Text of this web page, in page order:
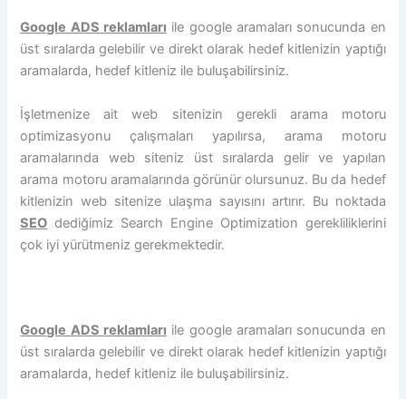
Google ADS reklamları ile google aramaları sonucunda en
üst sıralarda gelebilir ve direkt olarak hedef kitlenizin yaptığı
aramalarda, hedef kitleniz ile buluşabilirsiniz.
İşletmenize ait web sitenizin gerekli arama motoru
optimizasyonu çalışmaları yapılırsa, arama motoru
aramalarında web siteniz üst sıralarda gelir ve yapılan
arama motoru aramalarında görünür olursunuz. Bu da hedef
kitlenizin web sitenize ulaşma sayısını artırır. Bu noktada
SEO dediğimiz Search Engine Optimization gerekliliklerini
çok iyi yürütmeniz gerekmektedir.
Google ADS reklamları ile google aramaları sonucunda en
üst sıralarda gelebilir ve direkt olarak hedef kitlenizin yaptığı
aramalarda, hedef kitleniz ile buluşabilirsiniz.